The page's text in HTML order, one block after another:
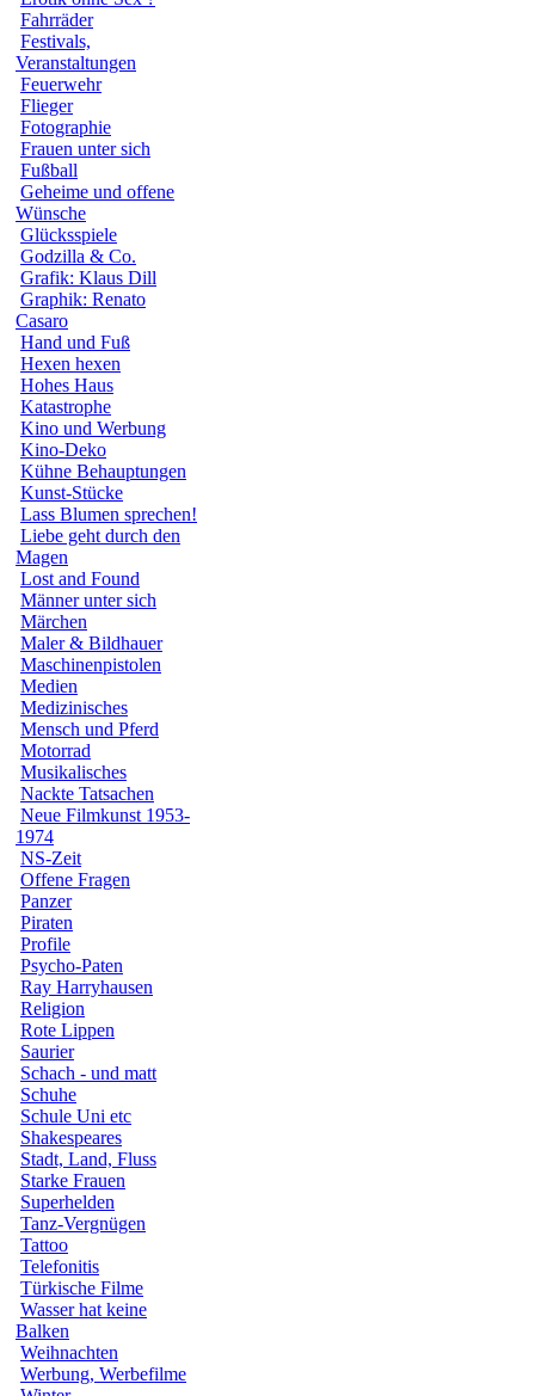
Fahrräder
Festivals,
Veranstaltungen
Feuerwehr
Flieger
Fotographie
Frauen unter sich
Fußball
Geheime und offene
Wünsche
Glücksspiele
Godzilla & Co.
Grafik: Klaus Dill
Graphik: Renato
Casaro
Hand und Fuß
Hexen hexen
Hohes Haus
Katastrophe
Kino und Werbung
Kino-Deko
Kühne Behauptungen
Kunst-Stücke
Lass Blumen sprechen!
Liebe geht durch den
Magen
Lost and Found
Männer unter sich
Märchen
Maler & Bildhauer
Maschinenpistolen
Medien
Medizinisches
Mensch und Pferd
Motorrad
Musikalisches
Nackte Tatsachen
Neue Filmkunst 1953-
1974
NS-Zeit
Offene Fragen
Panzer
Piraten
Profile
Psycho-Paten
Ray Harryhausen
Religion
Rote Lippen
Saurier
Schach - und matt
Schuhe
Schule Uni etc
Shakespeares
Stadt, Land, Fluss
Starke Frauen
Superhelden
Tanz-Vergnügen
Tattoo
Telefonitis
Türkische Filme
Wasser hat keine
Balken
Weihnachten
Werbung, Werbefilme